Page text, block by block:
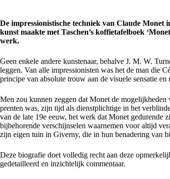
De impressionistische techniek van Claude Monet
kunst maakte met Taschen’s koffietafelboek
werk.
Geen enkele andere kunstenaar, behalve J. M. W.
leggen. Van alle impressionisten was het de man die
principe van absolute trouw aan de visuele sensatie
Men zou kunnen zeggen dat Monet de
prenten was, zijn tijd als dienstplichtige in het
van de late 19e eeuw, het werk dat Monet gedurende
bijbehorende verschijnselen waarnemen voor altijd
zijn eigen tuin in Giverny, die in hun benadering van
Deze biografie doet volledig recht aan deze
gedetailleerd en inzichtelijk commentaar.